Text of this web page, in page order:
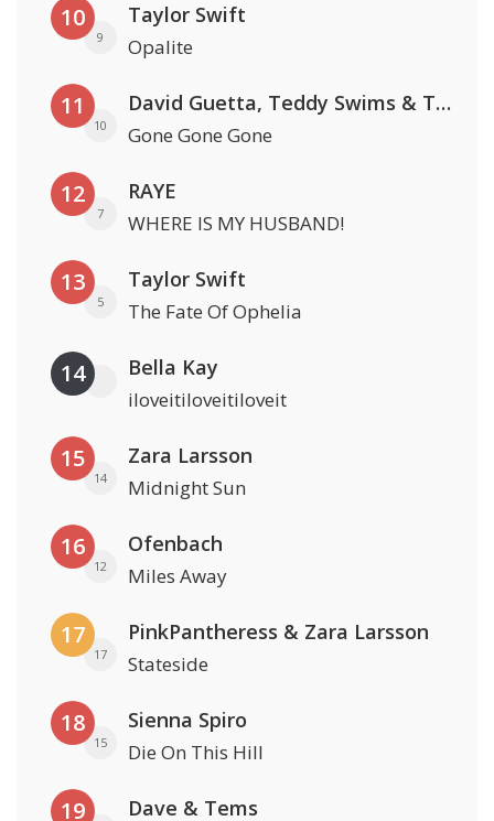
10
9
Taylor Swift
Opalite
11
10
David Guetta, Teddy Swims & Tones And I
Gone Gone Gone
12
7
RAYE
WHERE IS MY HUSBAND!
13
5
Taylor Swift
The Fate Of Ophelia
14 Bella Kay
iloveitiloveitiloveit
15
14
Zara Larsson
Midnight Sun
16
12
Ofenbach
Miles Away
17
17
PinkPantheress & Zara Larsson
Stateside
18
15
Sienna Spiro
Die On This Hill
19 Dave & Tems